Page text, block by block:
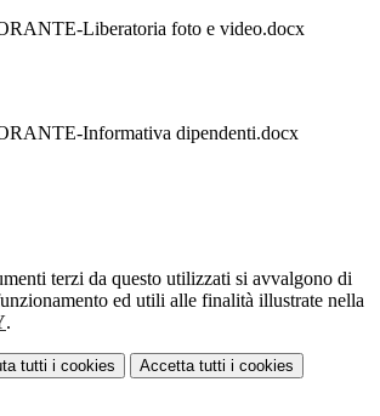
Liberatoria foto e video.docx
Informativa dipendenti.docx
terzi da questo utilizzati si avvalgono di
ed utili alle finalità illustrate nella
.
tutti i cookies Accetta tutti i cookies